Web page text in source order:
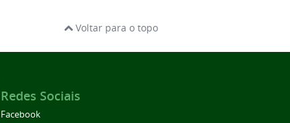
Voltar para o topo
Redes Sociais
Facebook